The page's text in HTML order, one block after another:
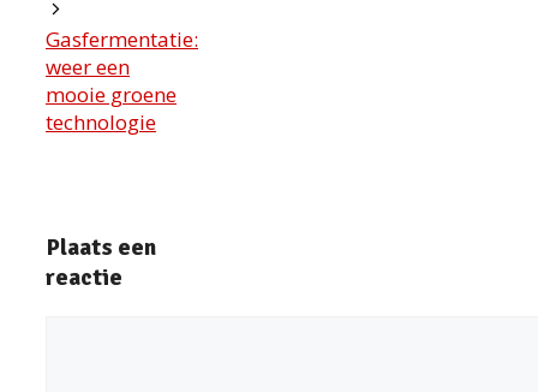
Gasfermentatie:
weer een
mooie groene
technologie
Plaats een
reactie